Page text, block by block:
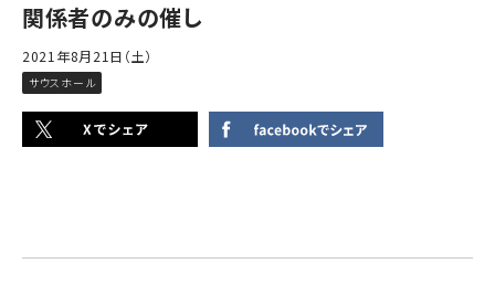
関係者のみの催し
2021年8月21日（土）
サウスホール